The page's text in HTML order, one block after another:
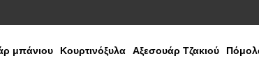
μπάνιου Κουρτινόξυλα Αξεσουάρ Τζακιού